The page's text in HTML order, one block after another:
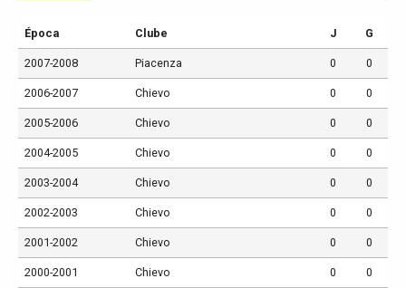
Época Clube J G
2007-2008 Piacenza 0 0
2006-2007 Chievo 0 0
2005-2006 Chievo 0 0
2004-2005 Chievo 0 0
2003-2004 Chievo 0 0
2002-2003 Chievo 0 0
2001-2002 Chievo 0 0
2000-2001 Chievo 0 0